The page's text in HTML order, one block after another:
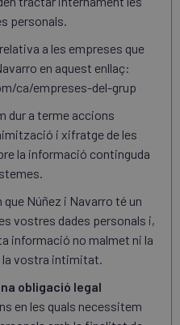
personals.
a les empreses que
en aquest enllaç:
ca/empreses-del-grup
dur a terme accions
i xifratge de les
la informació continguda
Núñez i Navarro té un
vostres dades personals i,
informació no malmet ni la
vostra intimitat.
obligació legal
en les quals necessitem